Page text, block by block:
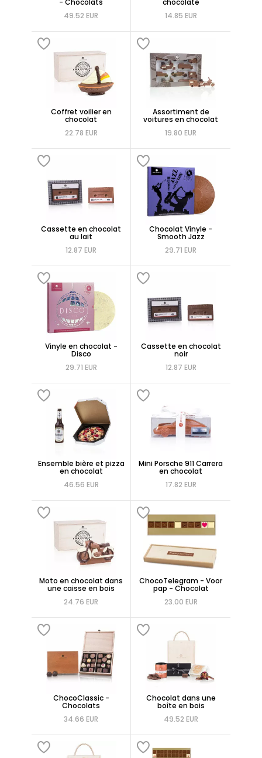
- Chocolats
49.52 EUR
chocolate
14.85 EUR
Coffret voilier en
chocolat
22.78 EUR
Assortiment de
voitures en chocolat
19.80 EUR
Cassette en chocolat
au lait
12.87 EUR
Chocolat Vinyle -
Smooth Jazz
29.71 EUR
Vinyle en chocolat -
Disco
29.71 EUR
Cassette en chocolat
noir
12.87 EUR
Ensemble bière et pizza
en chocolat
46.56 EUR
Mini Porsche 911 Carrera
en chocolat
17.82 EUR
Moto en chocolat dans
une caisse en bois
24.76 EUR
ChocoTelegram - Voor
pap - Chocolat
23.00 EUR
ChocoClassic -
Chocolats
34.66 EUR
Chocolat dans une
boîte en bois
49.52 EUR